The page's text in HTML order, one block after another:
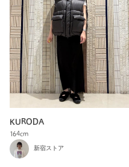
KURODA
164cm
新宿ストア